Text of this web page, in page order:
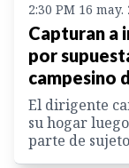
2:30 PM 16 may.
Capturan a
por
campesino
El dirigente
su hogar
parte de